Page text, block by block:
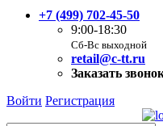
+7 (499) 702-45-50
9:00-18:30
Сб-Вс выходной
retail@c-tt.ru
Заказать
Войти Регистрация